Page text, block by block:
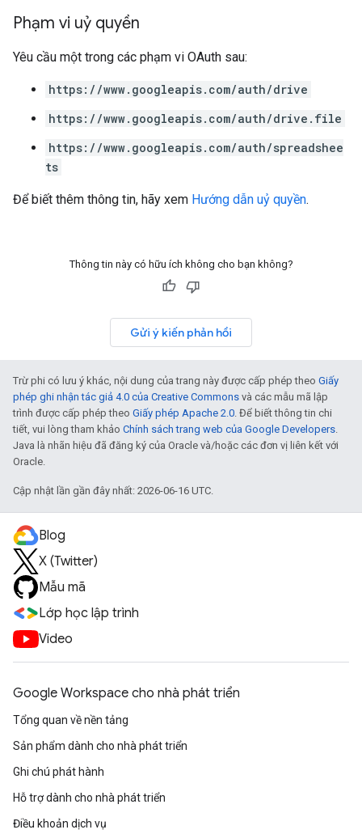
Phạm vi uỷ quyền
Yêu cầu một trong các phạm vi OAuth sau:
https://www.googleapis.com/auth/drive
https://www.googleapis.com/auth/drive.file
https://www.googleapis.com/auth/spreadshee
ts
Để biết thêm thông tin, hãy xem Hướng dẫn uỷ quyền.
Thông tin này có hữu ích không cho bạn không?
Gửi ý kiến phản hồi
Trừ phi có lưu ý khác, nội dung của trang này được cấp phép theo Giấy
phép ghi nhận tác giả 4.0 của Creative Commons và các mẫu mã lập
trình được cấp phép theo Giấy phép Apache 2.0. Để biết thông tin chi
tiết, vui lòng tham khảo Chính sách trang web của Google Developers.
Java là nhãn hiệu đã đăng ký của Oracle và/hoặc các đơn vị liên kết với
Oracle.
Cập nhật lần gần đây nhất: 2026-06-16 UTC.
Blog
X (Twitter)
Mẫu mã
Lớp học lập trình
Video
Google Workspace cho nhà phát triển
Tổng quan về nền tảng
Sản phẩm dành cho nhà phát triển
Ghi chú phát hành
Hỗ trợ dành cho nhà phát triển
Điều khoản dịch vụ